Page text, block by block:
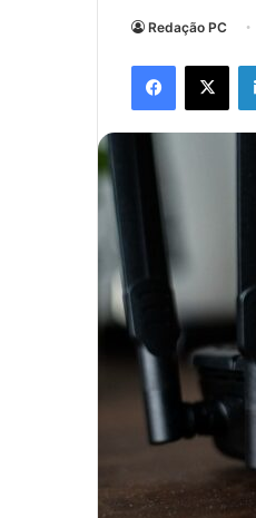
Redação PC
Facebook
X